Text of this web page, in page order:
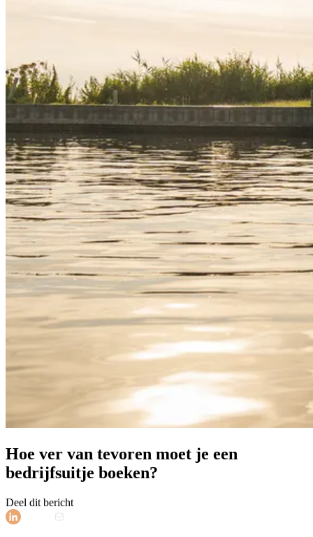
Hoe ver van tevoren moet je een
bedrijfsuitje boeken?
Deel dit bericht